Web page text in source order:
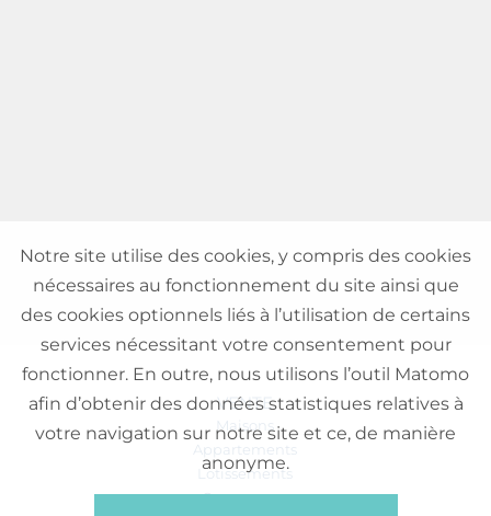
VENTE
Maisons
Appartements
Lotissements
Commerces
Notre site utilise des cookies, y compris des cookies
nécessaires au fonctionnement du site ainsi que
des cookies optionnels liés à l’utilisation de certains
services nécessitant votre consentement pour
fonctionner. En outre, nous utilisons l’outil Matomo
afin d’obtenir des données statistiques relatives à
votre navigation sur notre site et ce, de manière
anonyme.